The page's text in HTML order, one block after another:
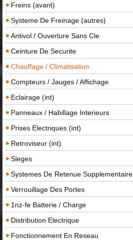
Freins (avant)
Systeme De Freinage (autres)
Antivol / Ouverture Sans Cle
Ceinture De Securite
Chauffage / Climatisation
Compteurs / Jauges / Affichage
Eclairage (int)
Panneaux / Habillage Interieurs
Prises Electriques (int)
Retroviseur (int)
Sieges
Systemes De Retenue Supplementaire
Verrouillage Des Portes
1nz-fe Batterie / Charge
Distribution Electrique
Fonctionnement En Reseau